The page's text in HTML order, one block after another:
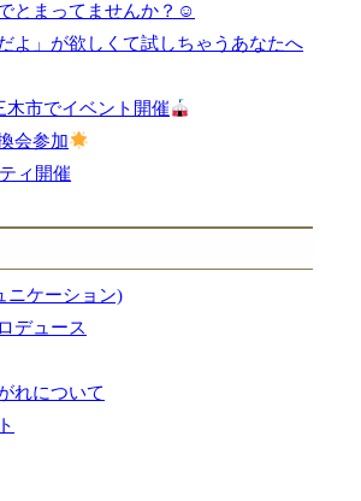
とまってませんか？☺
よ」が欲しくて試しちゃうあなたへ
木市でイベント開催
会参加
ィ開催
ニケーション)
デュース
れについて